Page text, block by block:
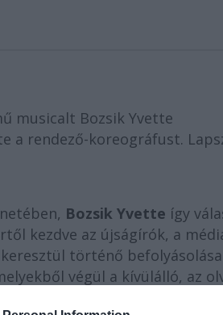
musicalt Bozsik Yvette
a rendező-koreográfust.
Bozsik Yvette így
kezdve az újságírók, a
történő befolyásolása
végül a kívülálló, az
(...) A másik, hogy a saját